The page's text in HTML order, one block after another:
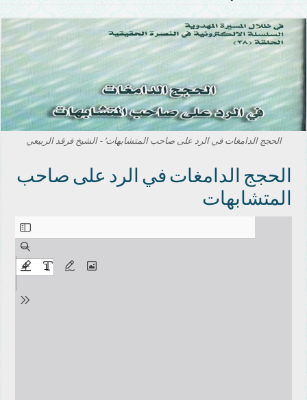
الحجج الدامغات في الرد على صاحب المتشابهات‘ - الشيخ فرقد الربيعي
الحجج الدامغات في الرد على صاحب
المتشابهات